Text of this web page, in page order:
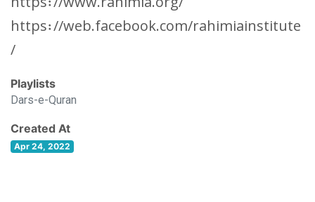
https://web.facebook.com/rahimiainstitute
/
Playlists
Dars-e-Quran
Created At
Apr 24, 2022